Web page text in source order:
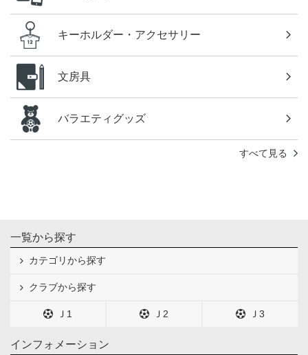
キーホルダー・アクセサリー
文房具
バラエティグッズ
すべて見る
一覧から探す
カテゴリから探す
クラブから探す
Ｊ1 Ｊ2 Ｊ3
インフォメーション